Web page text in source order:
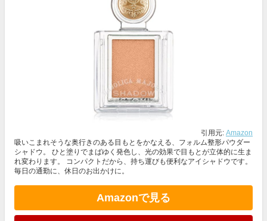
引用元: Amazon
吸いこまれそうな奥行きのある目もとをかなえる、フォルム整形パウダー
シャドウ。 ひと塗りでまばゆく発色し、光の効果で目もとが立体的に生ま
れ変わります。 コンパクトだから、持ち運びも便利なアイシャドウです。
毎日の通勤に、休日のお出かけに。
Amazonで見る